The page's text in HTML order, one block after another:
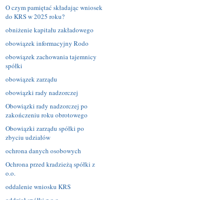
O czym pamiętać składając wniosek
do KRS w 2025 roku?
obniżenie kapitału zakładowego
obowiązek informacyjny Rodo
obowiązek zachowania tajemnicy
spółki
obowiązek zarządu
obowiązki rady nadzorczej
Obowiązki rady nadzorczej po
zakończeniu roku obrotowego
Obowiązki zarządu spółki po
zbyciu udziałów
ochrona danych osobowych
Ochrona przed kradzieżą spółki z
o.o.
oddalenie wniosku KRS